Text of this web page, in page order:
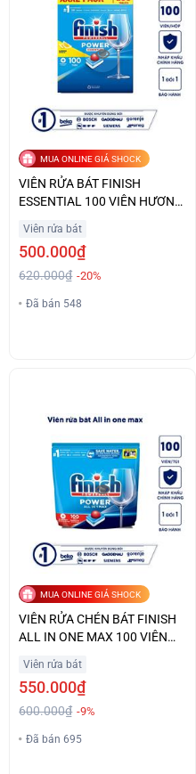
MUA ONLINE GIÁ SHOCK
VIÊN RỬA BÁT FINISH
ESSENTIAL 100 VIÊN HƯƠNG
Viên rửa bát
500.000₫
620.000₫ -20%
Đã bán 548
MUA ONLINE GIÁ SHOCK
VIÊN RỬA CHÉN BÁT FINISH
ALL IN ONE MAX 100 VIÊN
Viên rửa bát
550.000₫
600.000₫ -9%
Đã bán 695